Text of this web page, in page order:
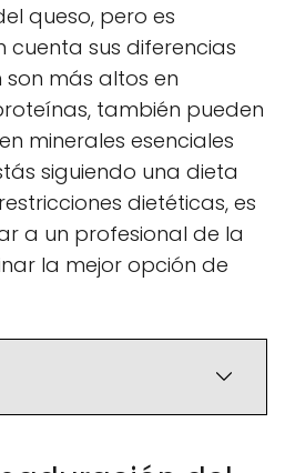
queso, pero es
sus diferencias
son más altos en
también pueden
minerales esenciales
siguiendo una dieta
dietéticas, es
a un profesional de la
la mejor opción de